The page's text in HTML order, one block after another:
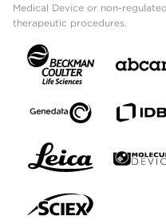
Medical Device or non-
therapeutic procedures.